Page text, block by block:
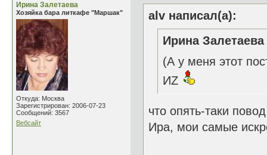
Ирина Залетаева
Хозяйка бара литкафе "Маршак"
Откуда: Москва
Зарегистрирован: 2006-07-23
Сообщений: 3567
Вебсайт
alv написал(а):
Ирина
(А у меня этот
ИZ
что опять-таки
Ира, мои самые